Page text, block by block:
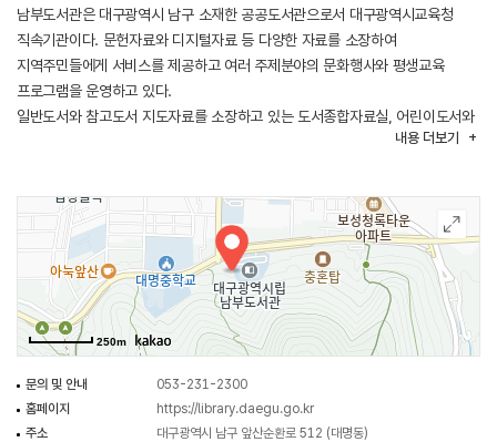
남부도서관은 대구광역시 남구 소재한 공공도서관으로서 대구광역시교육청
직속기관이다. 문헌자료와 디지털자료 등 다양한 자료를 소장하여
지역주민들에게 서비스를 제공하고 여러 주제분야의 문화행사와 평생교육
프로그램을 운영하고 있다.
일반도서와 참고도서 지도자료를 소장하고 있는 도서종합자료실, 어린이도서와
육아도서를 소장하고 있는 어린이열람실, 신문 잡지 논문 등을 소장하고 있는
지역 주민의 교양 증진과 독서인구 저변 확대를 위해 교양강좌, 독서토론회,
이동도서관 운영, 어린이 및 청소년 문화극장, 외국어회화, 단전호흡등 여러
문화사업을 전개하고 있다.
내용 더보기
250m
문의 및 안내
053-231-2300
홈페이지
https://library.daegu.go.kr
주소
대구광역시 남구 앞산순환로 512 (대명동)